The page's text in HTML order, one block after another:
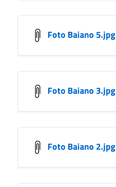
Foto Baiano 5.jpg
Foto Baiano 3.jpg
Foto Baiano 2.jpg